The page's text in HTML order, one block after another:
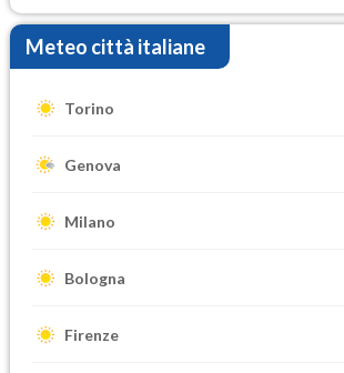
Meteo città italiane
Torino
Genova
Milano
Bologna
Firenze